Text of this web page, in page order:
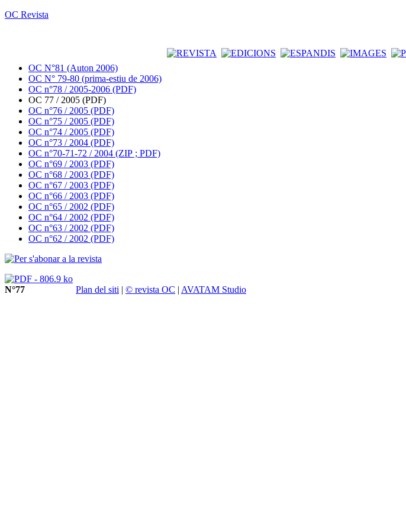
OC Revista
OC N°81 (Auton 2006)
OC N° 79-80 (prima-estiu de 2006)
OC n°78 / 2005-2006 (PDF)
OC 77 / 2005 (PDF)
OC n°76 / 2005 (PDF)
OC n°75 / 2005 (PDF)
OC n°74 / 2005 (PDF)
OC n°73 / 2004 (PDF)
OC n°70-71-72 / 2004 (ZIP ; PDF)
OC n°69 / 2003 (PDF)
OC n°68 / 2003 (PDF)
OC n°67 / 2003 (PDF)
OC n°66 / 2003 (PDF)
OC n°65 / 2002 (PDF)
OC n°64 / 2002 (PDF)
OC n°63 / 2002 (PDF)
OC n°62 / 2002 (PDF)
N°77 Plan del siti | © revista OC | AVATAM Studio